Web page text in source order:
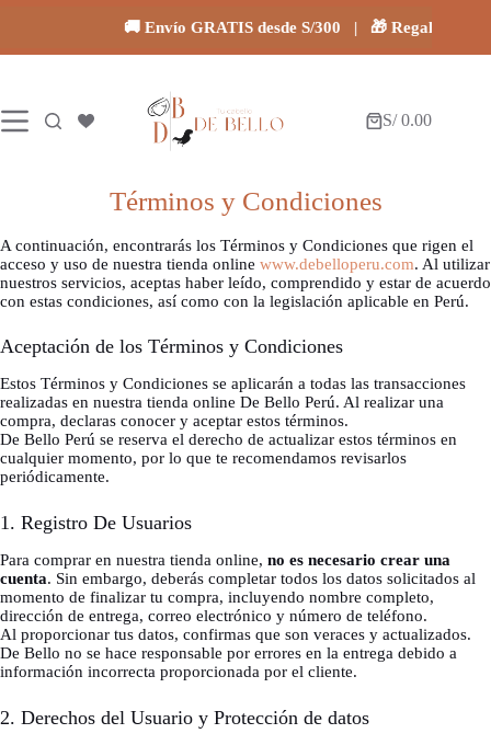
🚚 Envío GRATIS desde S/300 | 🎁 Regalos en
Carro
S/0.00
Términos y Condiciones
A continuación, encontrarás los Términos y Condiciones que rigen el
acceso y uso de nuestra tienda online www.debelloperu.com. Al utilizar
nuestros servicios, aceptas haber leído, comprendido y estar de acuerdo
con estas condiciones, así como con la legislación aplicable en Perú.
Aceptación de los Términos y Condiciones
Estos Términos y Condiciones se aplicarán a todas las transacciones
realizadas en nuestra tienda online De Bello Perú. Al realizar una
compra, declaras conocer y aceptar estos términos.
De Bello Perú se reserva el derecho de actualizar estos términos en
cualquier momento, por lo que te recomendamos revisarlos
periódicamente.
1. Registro De Usuarios
Para comprar en nuestra tienda online, no es necesario crear una
cuenta. Sin embargo, deberás completar todos los datos solicitados al
momento de finalizar tu compra, incluyendo nombre completo,
dirección de entrega, correo electrónico y número de teléfono.
Al proporcionar tus datos, confirmas que son veraces y actualizados.
De Bello no se hace responsable por errores en la entrega debido a
información incorrecta proporcionada por el cliente.
2. Derechos del Usuario y Protección de datos